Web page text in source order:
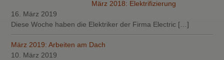
März 2018: Elektrifizierung
16. März 2019
Diese Woche haben die Elektriker der Firma Electric […]
März 2019: Arbeiten am Dach
10. März 2019